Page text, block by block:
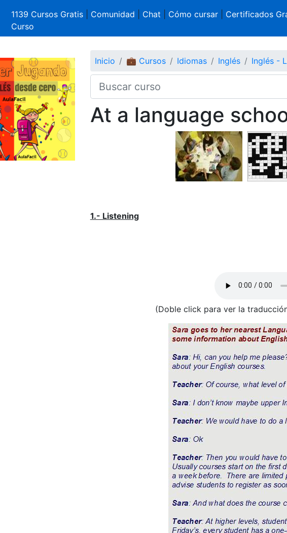
1139 Cursos Gratis Comunidad Chat Cómo cursar| Certificados
Curso
Inicio 💼 Cursos Idiomas Inglés Inglés -
At a language
1.- Listening
(Doble click para ver la